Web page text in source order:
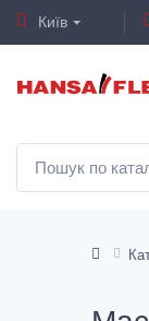
Київ